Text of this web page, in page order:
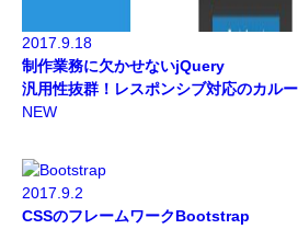
2017.9.18
制作業務に欠かせないjQuery
汎用性抜群！レスポンシブ対応のカル
NEW
2017.9.2
CSSのフレームワークBootstrap